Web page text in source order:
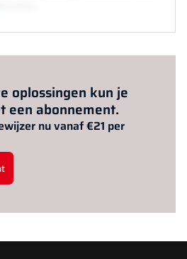
oplossingen kun je
een abonnement.
nu vanaf €21 per